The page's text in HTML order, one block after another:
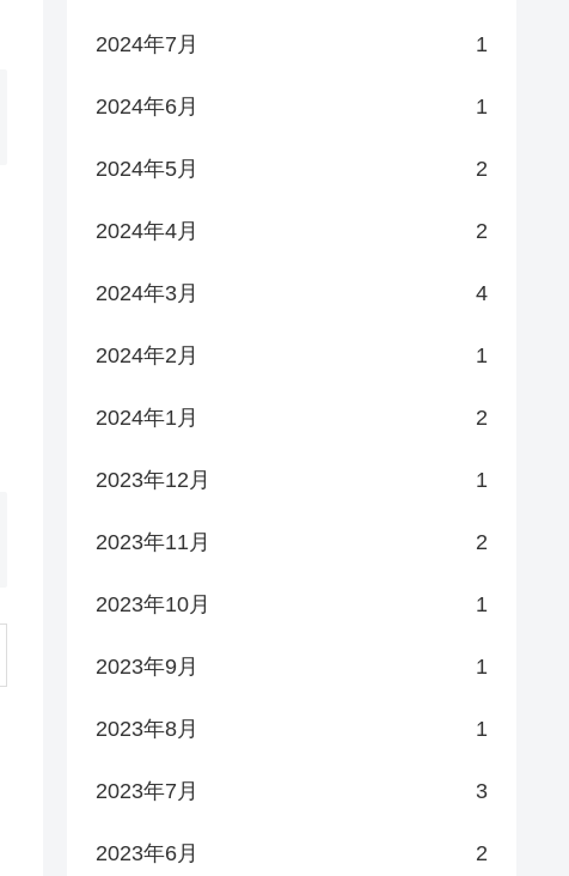
2024年7月 1
2024年6月 1
2024年5月 2
2024年4月 2
2024年3月 4
2024年2月 1
2024年1月 2
2023年12月 1
2023年11月 2
2023年10月 1
2023年9月 1
2023年8月 1
2023年7月 3
2023年6月 2